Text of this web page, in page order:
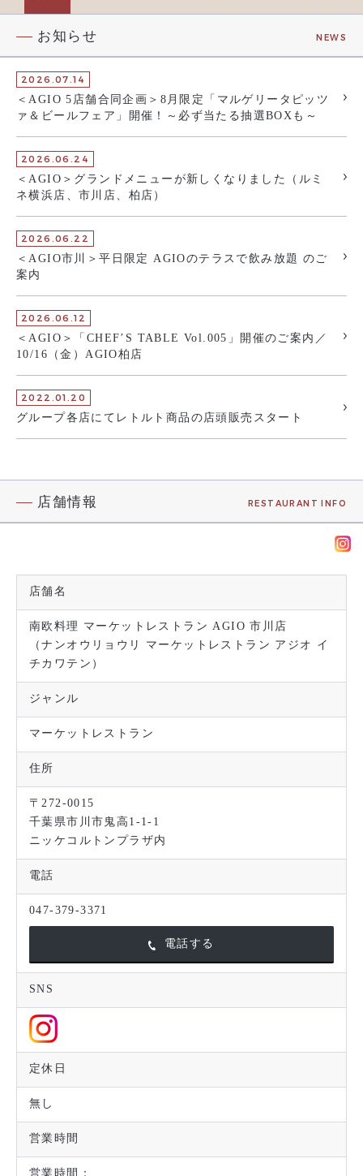
お知らせ NEWS
2026.07.14
＜AGIO 5店舗合同企画＞8月限定「マルゲリータピッツ
ァ＆ビールフェア」開催！～必ず当たる抽選BOXも～
2026.06.24
＜AGIO＞グランドメニューが新しくなりました（ルミ
ネ横浜店、市川店、柏店）
2026.06.22
＜AGIO市川＞平日限定 AGIOのテラスで飲み放題 のご
案内
2026.06.12
＜AGIO＞「CHEF’S TABLE Vol.005」開催のご案内／
10/16（金）AGIO柏店
2022.01.20
グループ各店にてレトルト商品の店頭販売スタート
店舗情報 RESTAURANT INFO
店舗名
南欧料理 マーケットレストラン AGIO 市川店
（ナンオウリョウリ マーケットレストラン アジオ イ
チカワテン）
ジャンル
マーケットレストラン
住所
〒272-0015
千葉県市川市鬼高1-1-1
ニッケコルトンプラザ内
電話
047-379-3371
電話する
SNS
定休日
無し
営業時間
営業時間：